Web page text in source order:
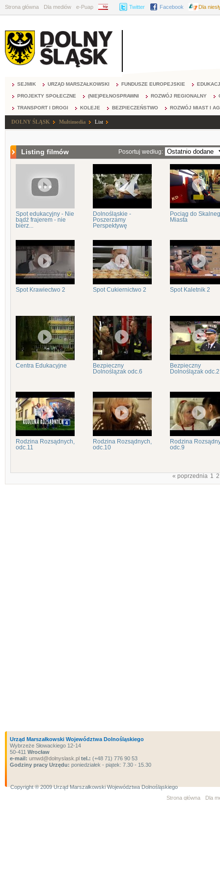
Strona główna Dla mediów e-Puap BIP Twitter Facebook Dla
SEJMIK URZĄD MARSZAŁKOWSKI FUNDUSZE EUROPEJSKIE
PROJEKTY SPOŁECZNE (NIE)PEŁNOSPRAWNI ROZWÓJ REGIONALNY
TRANSPORT I DROGI KOLEJE BEZPIECZEŃSTWO ROZWÓJ MIAST I
DOLNY ŚLĄSK Multimedia List
Listing filmów Posortuj według:
Spot edukacyjny - Nie
bądź frajerem - nie
bierz...
Dolnośląskie -
Poszerzamy
Perspektywę
Pociąg do
Miasta
Spot Krawiectwo 2 Spot Cukiernictwo 2 Spot Kaletnik 2
Centra Edukacyjne
Bezpieczny
Dolnoślązak odc.6
Bezpieczny
Dolnoślązak odc.2
Rodzina Rozsądnych,
odc.11
Rodzina Rozsądnych,
odc.10
Rodzina
odc.9
« poprzednia 1 2
Urząd Marszałkowski Województwa Dolnośląskiego
Wybrzeże Słowackiego 12-14
50-411 Wrocław
e-mail: umwd@dolnyslask.pl tel.: (+48 71) 776 90 53
Godziny pracy Urzędu: poniedziałek - piątek: 7.30 - 15.30
Copyright ® 2009 Urząd Marszałkowski Województwa Dolnośląskiego
Strona główna
Dla